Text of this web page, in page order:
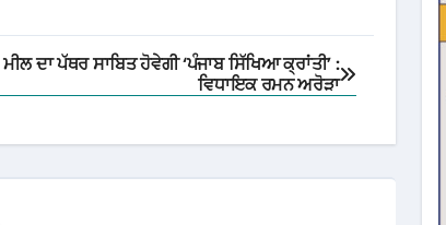
ਮੀਲ ਦਾ ਪੱਥਰ ਸਾਬਿਤ ਹੋਵੇਗੀ ‘ਪੰਜਾਬ ਸਿੱਖਿਆ ਕ੍ਰਾਂਤੀ’ :
ਵਿਧਾਇਕ ਰਮਨ ਅਰੋੜਾ